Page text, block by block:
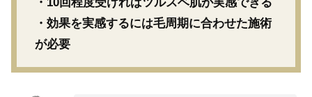
・10回程度受ければツルスベ肌が実感できる
・効果を実感するには毛周期に合わせた施術
が必要